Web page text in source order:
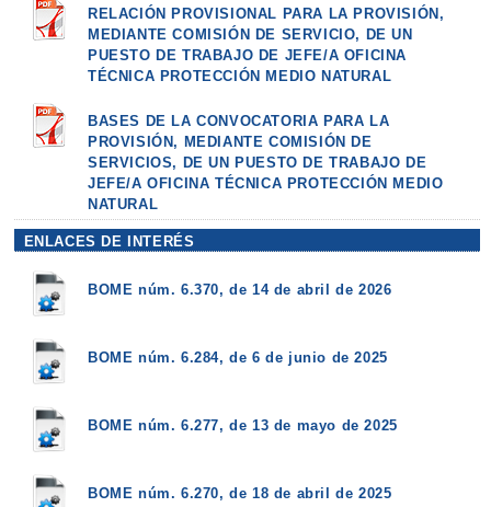
RELACIÓN PROVISIONAL PARA LA PROVISIÓN,
MEDIANTE COMISIÓN DE SERVICIO, DE UN
PUESTO DE TRABAJO DE JEFE/A OFICINA
TÉCNICA PROTECCIÓN MEDIO NATURAL
BASES DE LA CONVOCATORIA PARA LA
PROVISIÓN, MEDIANTE COMISIÓN DE
SERVICIOS, DE UN PUESTO DE TRABAJO DE
JEFE/A OFICINA TÉCNICA PROTECCIÓN MEDIO
NATURAL
ENLACES DE INTERÉS
BOME núm. 6.370, de 14 de abril de 2026
BOME núm. 6.284, de 6 de junio de 2025
BOME núm. 6.277, de 13 de mayo de 2025
BOME núm. 6.270, de 18 de abril de 2025